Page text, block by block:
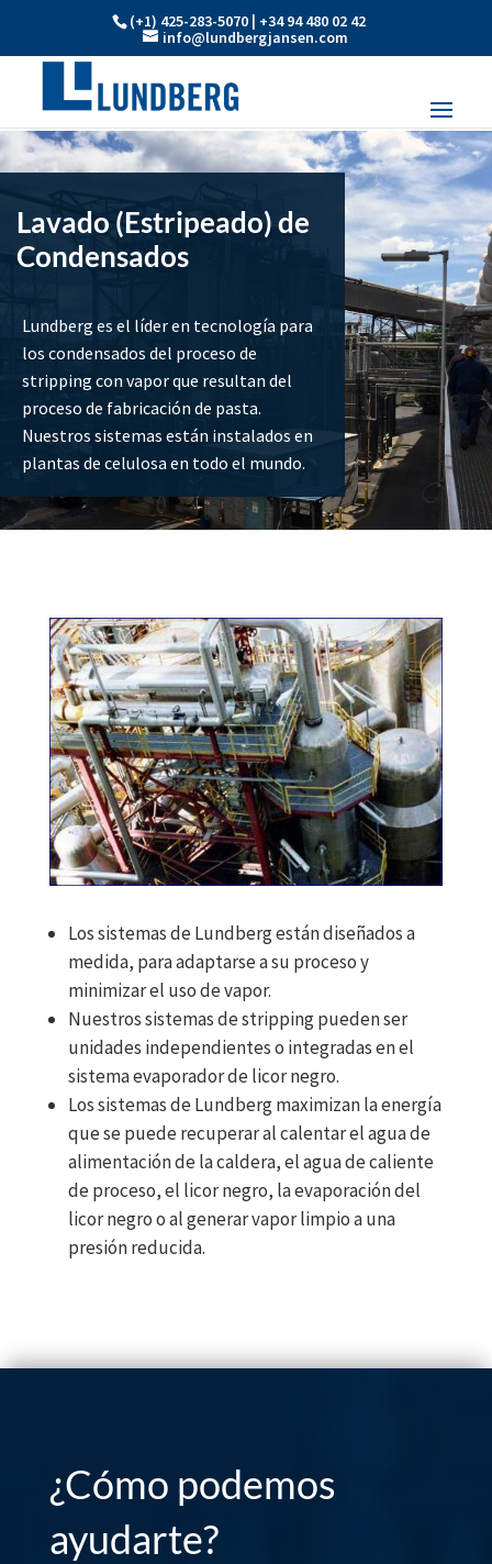
(+1) 425-283-5070 | +34 94 480 02 42
info@lundbergjansen.com
Lavado (Estripeado) de
Condensados
Lundberg es el líder en tecnología para
los condensados del proceso de
stripping con vapor que resultan del
proceso de fabricación de pasta.
Nuestros sistemas están instalados en
plantas de celulosa en todo el mundo.
Los sistemas de Lundberg están diseñados a
medida, para adaptarse a su proceso y
minimizar el uso de vapor.
Nuestros sistemas de stripping pueden ser
unidades independientes o integradas en el
sistema evaporador de licor negro.
Los sistemas de Lundberg maximizan la energía
que se puede recuperar al calentar el agua de
alimentación de la caldera, el agua de caliente
de proceso, el licor negro, la evaporación del
licor negro o al generar vapor limpio a una
presión reducida.
¿Cómo podemos
ayudarte?